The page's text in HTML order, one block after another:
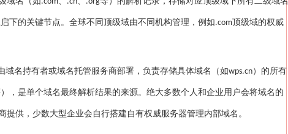
下的关键节点。全球不同顶级域由不同机构管理，例如.com顶级域的权威
域名持有者或域名托管服务商部署，负责存储具体域名（如wps.cn）的所有
，是单个域名最终解析结果的来源。绝大多数个人和企业用户会将域名的
提供，少数大型企业会自行搭建自有权威服务器管理内部域名。